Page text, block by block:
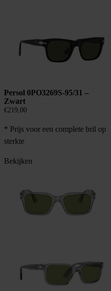
Persol 0PO3269S-95/31 –
Zwart
€219,00
* Prijs voor een complete bril op
sterkte
Bekijken